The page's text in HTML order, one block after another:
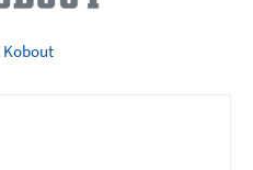
Kobout